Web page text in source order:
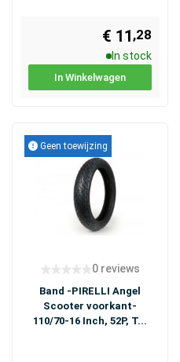
€ 11,28
In stock
In Winkelwagen
Geen toewijzing
0 reviews
Band -PIRELLI Angel
Scooter voorkant-
110/70-16 Inch, 52P, T...